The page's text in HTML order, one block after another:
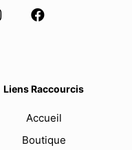
Liens Raccourcis
Accueil
Boutique